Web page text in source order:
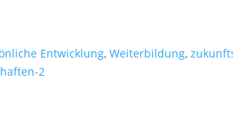
Entwicklung, Weiterbildung,
2